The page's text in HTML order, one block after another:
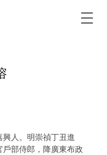
人。明崇禎丁丑進
部侍郎，降廣東布政